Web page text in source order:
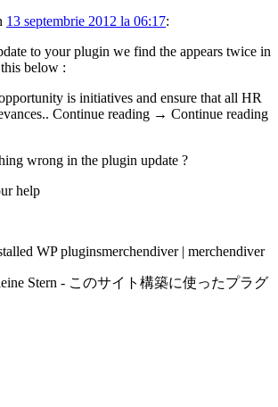
13 septembrie 2012 la 06:17:
to your plugin we find the appears twice in
below :
is initiatives and ensure that all HR
Continue reading → Continue reading
wrong in the plugin update ?
help
WP pluginsmerchendiver | merchendiver
Stern - このサイト構築に使ったプラグ